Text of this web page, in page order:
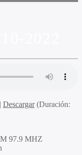
| Descargar(Duración:
97.9 MHZ